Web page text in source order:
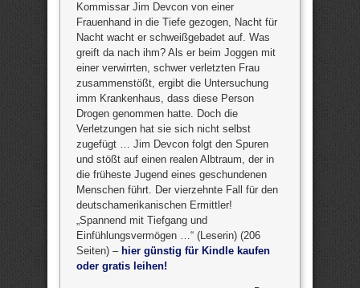
Kommissar Jim Devcon von einer
Frauenhand in die Tiefe gezogen, Nacht für
Nacht wacht er schweißgebadet auf. Was
greift da nach ihm? Als er beim Joggen mit
einer verwirrten, schwer verletzten Frau
zusammenstößt, ergibt die Untersuchung
imm Krankenhaus, dass diese Person
Drogen genommen hatte. Doch die
Verletzungen hat sie sich nicht selbst
zugefügt … Jim Devcon folgt den Spuren
und stößt auf einen realen Albtraum, der in
die früheste Jugend eines geschundenen
Menschen führt. Der vierzehnte Fall für den
deutschamerikanischen Ermittler!
„Spannend mit Tiefgang und
Einfühlungsvermögen …“ (Leserin) (206
Seiten) – hier günstig für Kindle kaufen
oder gratis leihen!